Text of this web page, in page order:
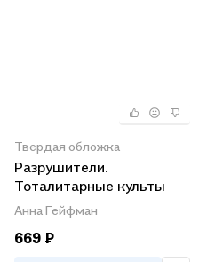
Твердая обложка
Разрушители.
Тоталитарные культы
XX-XXI вв.
Анна Гейфман
669 ₽